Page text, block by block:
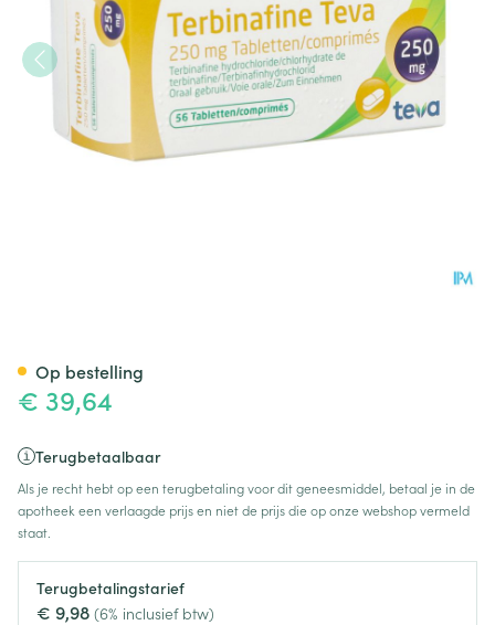
€ 39,64
Terugbetaalbaar
Als je recht hebt op een terugbetaling voor dit geneesmiddel, betaal je in de
apotheek een verlaagde prijs en niet de prijs die op onze webshop vermeld
staat.
Terugbetalingstarief
€ 9,98 (6% inclusief btw)
Op bestelling